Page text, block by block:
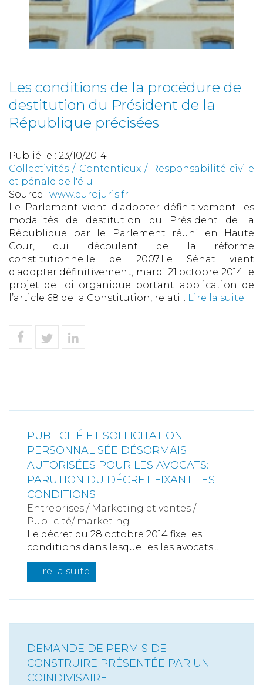
Les conditions de la procédure de
destitution du Président de la
République précisées
Publié le : 23/10/2014
Collectivités / Contentieux/ Responsabilité civile
et pénale de l'élu
Source : www.eurojuris.fr
Le Parlement vient d'adopter définitivement les
modalités de destitution du Président de la
République par le Parlement réuni en Haute
Cour, qui découlent de la réforme
constitutionnelle de 2007.Le Sénat vient
d'adopter définitivement, mardi 21 octobre 2014 le
projet de loi organique portant application de
l’article 68 de la Constitution, relati... Lire la suite
PUBLICITÉ ET SOLLICITATION
PERSONNALISÉE DÉSORMAIS
AUTORISÉES POUR LES AVOCATS:
PARUTION DU DÉCRET FIXANT LES
CONDITIONS
Entreprises / Marketing et ventes /
Publicité/ marketing
Le décret du 28 octobre 2014 fixe les
conditions dans lesquelles les avocats...
Lire la suite
DEMANDE DE PERMIS DE
CONSTRUIRE PRÉSENTÉE PAR UN
COINDIVISAIRE